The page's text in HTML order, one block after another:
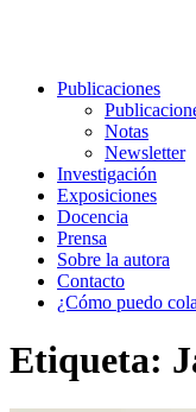
Publicaciones
Notas
Newsletter
Investigación
Exposiciones
Docencia
Prensa
Sobre la autora
Contacto
¿Cómo puedo
Etiqueta: